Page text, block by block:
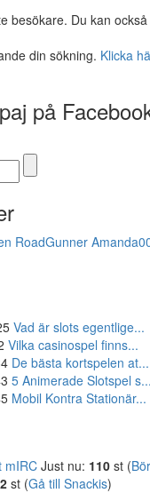
besökare. Du kan också
din sökning. Klicka
på
RoadGunner
Vad är slots egentlige...
Vilka casinospel finns...
De bästa kortspelen at...
5 Animerade Slotspel s...
Mobil Kontra Stationär...
mIRC Just nu: 110 st (
2 st (Gå till Snackis)